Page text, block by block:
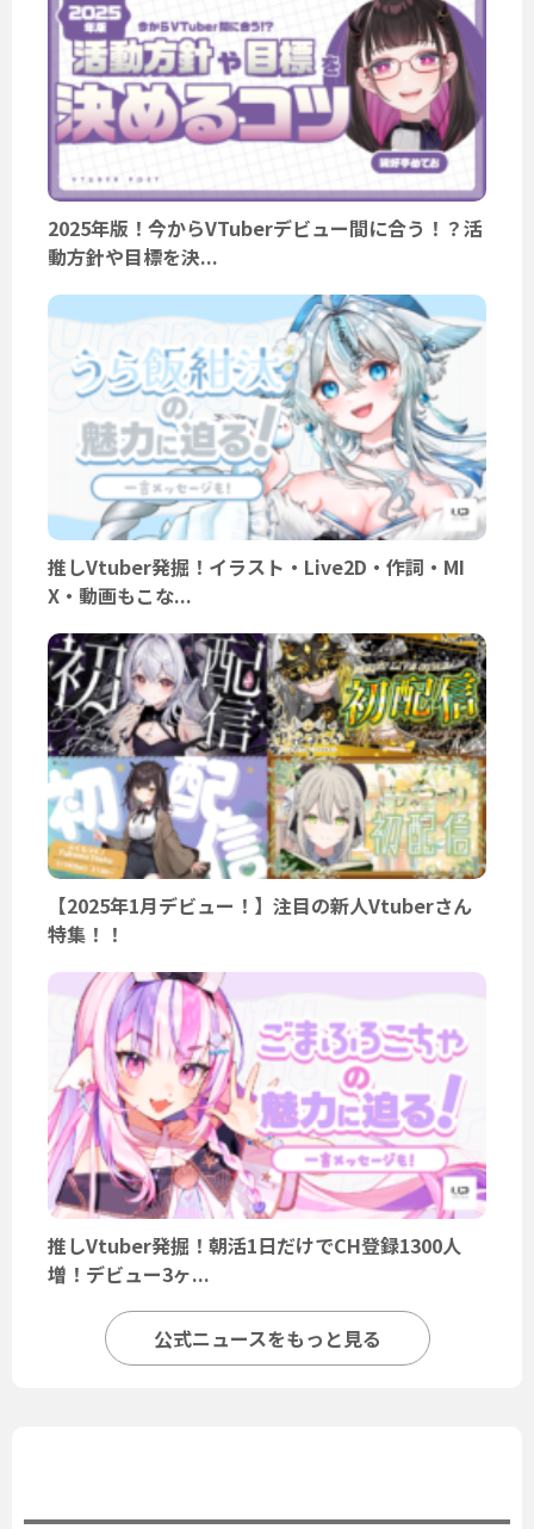
2025年版！今からVTuberデビュー間に合う！？活
動方針や目標を決...
推しVtuber発掘！イラスト・Live2D・作詞・MI
X・動画もこな...
【2025年1月デビュー！】注目の新人Vtuberさん
特集！！
推しVtuber発掘！朝活1日だけでCH登録1300人
増！デビュー3ヶ...
公式ニュースをもっと見る